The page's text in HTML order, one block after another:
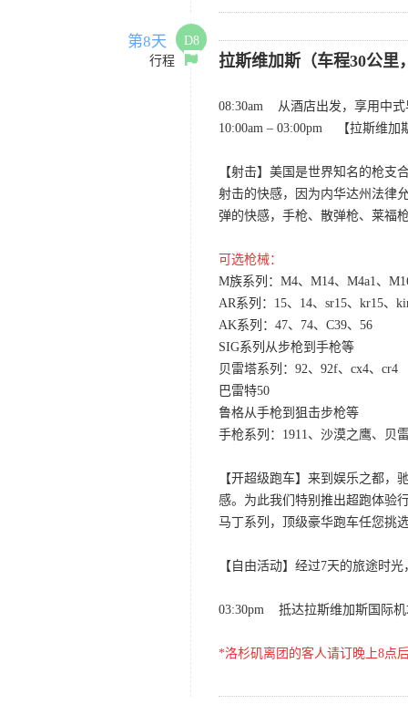
第8天
D8
行程
拉斯维加斯（车程30公里
08:30am 从酒店出发，享用中式
10:00am – 03:00pm 【拉斯维加
【射击】美国是世界知名的枪
射击的快感，因为内华达州法律
弹的快感，手枪、散弹枪、莱福
可选枪械：
M族系列：M4、M14、M4a1、
AR系列：15、14、sr15、kr15、
AK系列：47、74、C39、56
SIG系列从步枪到手枪等
贝雷塔系列：92、92f、cx4、cr4
巴雷特50
鲁格从手枪到狙击步枪等
手枪系列：1911、沙漠之鹰、贝
【开超级跑车】来到娱乐之都
感。为此我们特别推出超跑体验
马丁系列，顶级豪华跑车任您挑
【自由活动】经过7天的旅途时
03:30pm 抵达拉斯维加斯国际
*洛杉矶离团的客人请订晚上8点